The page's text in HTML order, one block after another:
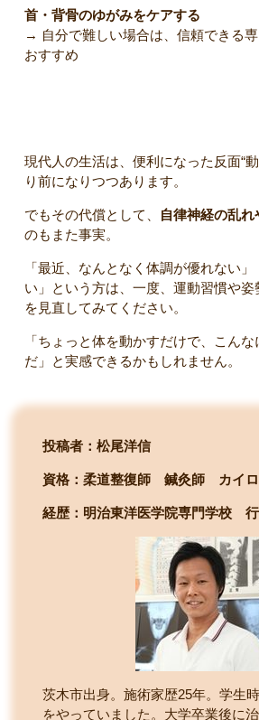
首・背骨のゆがみをケアする
→ 自分で難しい場合は、信頼できる
おすすめ
現代人の生活は、便利になった反面“
り前になりつつあります。
でもその代償として、
自律神経の乱
のもまた事実。
「最近、なんとなく体調が優れない
い」という方は、一度、運動習慣や
を見直してみてください。
「ちょっと体を動かすだけで、こん
だ」と実感できるかもしれません。
投稿者：松尾洋信
資格：柔道整復師 鍼灸師 カイロ
経歴：明治東洋医学院専門学校
茨木市出身。施術家歴25年。学生
をやっていました。大学卒業後に